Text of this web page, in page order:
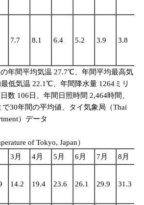
7.7 8.1 6.4 5.2 3.9 3.8
年間平均気温 27.7℃、年間平均最高気
低気温 22.1℃、年間降水量 1264ミリ
数 106日、年間日照時間 2,464時間、
で30年間の平均値、タイ気象局（Thai
）データ
of Tokyo, Japan）
3月 4月 5月 6月 7月 8月
14.2 19.4 23.6 26.1 29.9 31.3